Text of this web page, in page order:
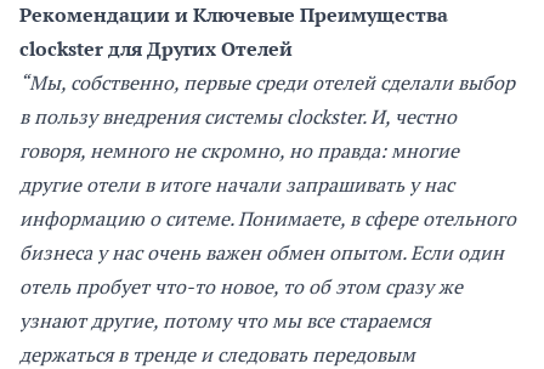
Рекомендации и Ключевые Преимущества
clockster для Других Отелей
“Мы, собственно, первые среди отелей сделали выбор
в пользу внедрения системы clockster. И, честно
говоря, немного не скромно, но правда: многие
другие отели в итоге начали запрашивать у нас
информацию о ситеме. Понимаете, в сфере отельного
бизнеса у нас очень важен обмен опытом. Если один
отель пробует что-то новое, то об этом сразу же
узнают другие, потому что мы все стараемся
держаться в тренде и следовать передовым